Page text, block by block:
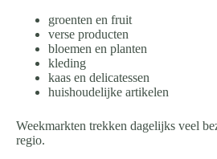
groenten en fruit
verse producten
bloemen en planten
kleding
kaas en delicatessen
huishoudelijke artikelen
Weekmarkten trekken dagelijks veel
regio.